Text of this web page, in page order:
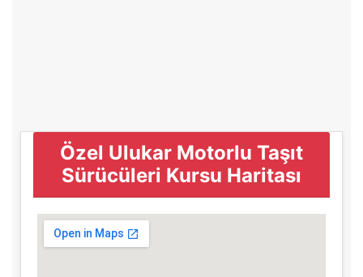
Özel Ulukar Motorlu Taşıt
Sürücüleri Kursu Haritası